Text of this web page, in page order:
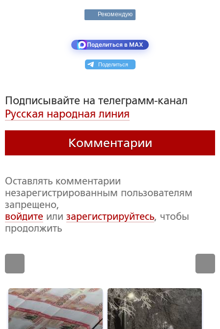
Рекомендую
Поделиться в MAX
Поделиться
Подписывайте на телеграмм-канал
Русская народная линия
Комментарии
Оставлять комментарии
незарегистрированным пользователям
запрещено,
войдите или зарегистрируйтесь, чтобы
продолжить